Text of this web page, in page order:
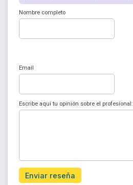
Nombre completo
Email
Escribe aquí tu opinión sobre el profesional:
Enviar reseña